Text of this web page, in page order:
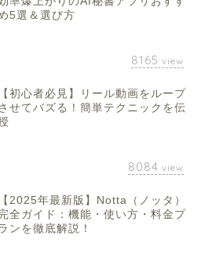
5選＆選び方
8165 view
【初心者必見】リール動画をループ
させてバズる！簡単テクニックを伝
8084 view
【2025年最新版】Notta（ノッタ）
全ガイド：機能・使い方・料金プ
ンを徹底解説！